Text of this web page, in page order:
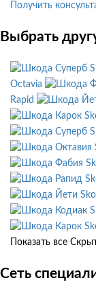
Получить
Выбрать
Octavia
Rapid
Показать все
Сеть